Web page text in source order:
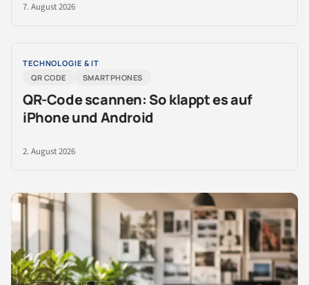
7. August 2026
TECHNOLOGIE & IT
QR CODE
SMARTPHONES
QR-Code scannen: So klappt es auf
iPhone und Android
2. August 2026